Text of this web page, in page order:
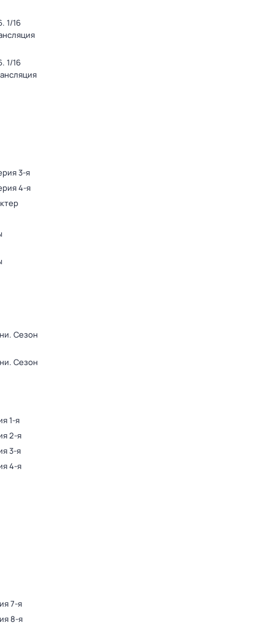
1/16
1/16
3-я
4-я
. Сезон
. Сезон
1-я
2-я
3-я
4-я
7-я
8-я